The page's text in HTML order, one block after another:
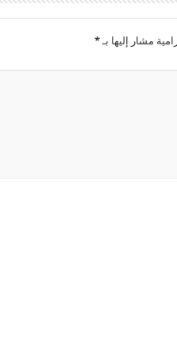
مشار إليها بـ*